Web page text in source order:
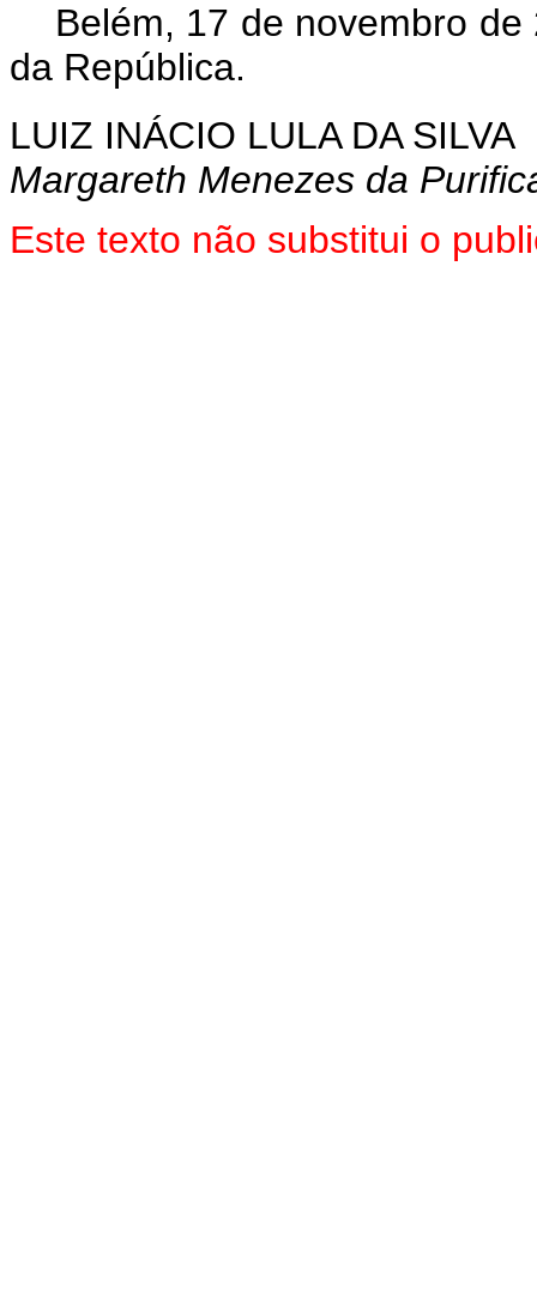
Belém, 17 de novembro
da República.
LUIZ INÁCIO LULA DA SILVA
Margareth Menezes da
Este texto não substitui o